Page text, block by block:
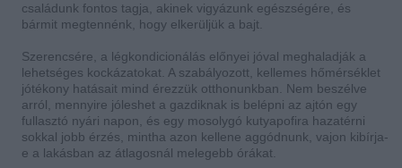
családunk fontos tagja, akinek vigyázunk egészségére, és
bármit megtennénk, hogy elkerüljük a bajt.
Szerencsére, a légkondicionálás előnyei jóval meghaladják a
lehetséges kockázatokat. A szabályozott, kellemes hőmérséklet
jótékony hatásait mind érezzük otthonunkban. Nem beszélve
arról, mennyire jóleshet a gazdiknak is belépni az ajtón egy
fullasztó nyári napon, és egy mosolygó kutyapofira hazatérni
sokkal jobb érzés, mintha azon kellene aggódnunk, vajon kibírja-
e a lakásban az átlagosnál melegebb órákat.